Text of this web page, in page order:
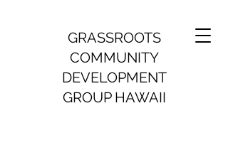
GRASSROOTS
COMMUNITY
DEVELOPMENT
GROUP HAWAII